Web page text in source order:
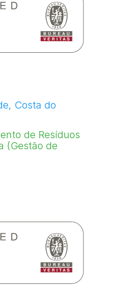
Costa do
de Resíduos
(Gestão de